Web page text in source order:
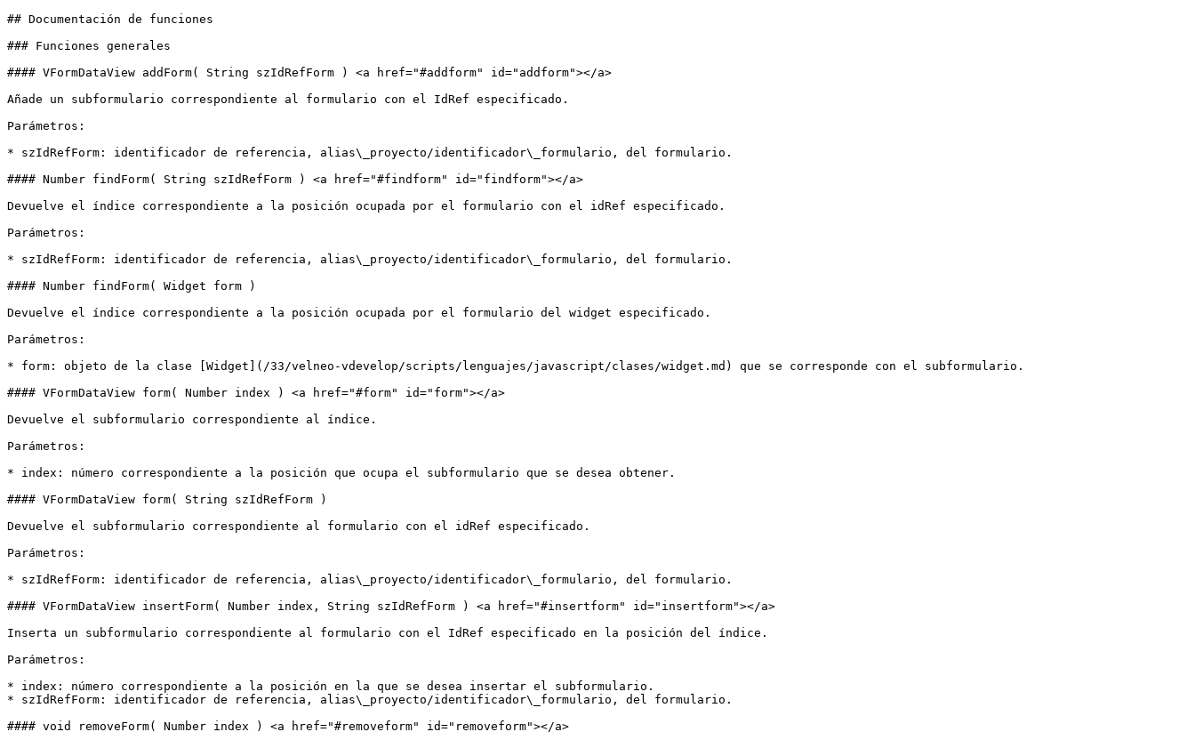
## Documentación de funciones
### Funciones generales
#### VFormDataView addForm( String szIdRefForm ) <a href="#addform" id="addform"></a>
Añade un subformulario correspondiente al formulario con el IdRef especificado.
Parámetros:
* szIdRefForm: identificador de referencia, alias\_proyecto/identificador\_formulario, del formulario.
#### Number findForm( String szIdRefForm ) <a href="#findform" id="findform"></a>
Devuelve el índice correspondiente a la posición ocupada por el formulario con el idRef especificado.
Parámetros:
* szIdRefForm: identificador de referencia, alias\_proyecto/identificador\_formulario, del formulario.
#### Number findForm( Widget form )
Devuelve el índice correspondiente a la posición ocupada por el formulario del widget especificado.
Parámetros:
* form: objeto de la clase [Widget](/33/velneo-vdevelop/scripts/lenguajes/javascript/clases/widget.md) que se corresponde con el subformulario.
#### VFormDataView form( Number index ) <a href="#form" id="form"></a>
Devuelve el subformulario correspondiente al índice.
Parámetros:
* index: número correspondiente a la posición que ocupa el subformulario que se desea obtener.
#### VFormDataView form( String szIdRefForm )
Devuelve el subformulario correspondiente al formulario con el idRef especificado.
Parámetros:
* szIdRefForm: identificador de referencia, alias\_proyecto/identificador\_formulario, del formulario.
#### VFormDataView insertForm( Number index, String szIdRefForm ) <a href="#insertform" id="insertform"></a>
Inserta un subformulario correspondiente al formulario con el IdRef especificado en la posición del índice.
Parámetros:
* index: número correspondiente a la posición en la que se desea insertar el subformulario.
* szIdRefForm: identificador de referencia, alias\_proyecto/identificador\_formulario, del formulario.
#### void removeForm( Number index ) <a href="#removeform" id="removeform"></a>